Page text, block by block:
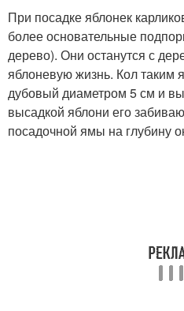
При посадке яблонек
более основательные
дерево). Они останутся с
яблоневую жизнь. Кол таким
дубовый диаметром 5 см и
высадкой яблони его
посадочной ямы на глубину